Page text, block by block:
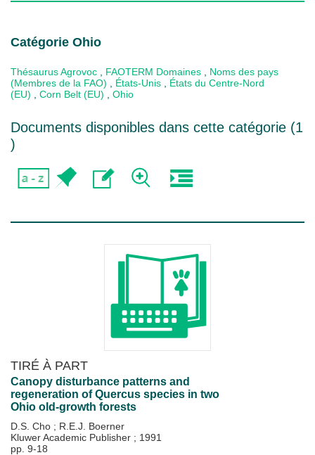
Catégorie Ohio
Thésaurus Agrovoc FAOTERM Domaines
Noms des pays
(Membres de la FAO)
États-Unis
États du Centre-Nord
(EU)
Corn Belt (EU) Ohio
Documents disponibles dans cette catégorie (1
)
TIRÉ À PART
Canopy disturbance patterns and
regeneration of Quercus species in two
Ohio old-growth forests
D.S. Cho ; R.E.J. Boerner
Kluwer Academic Publisher ; 1991
pp. 9-18